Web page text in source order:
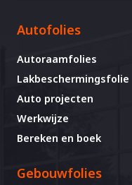
Autofolies
Autoraamfolies
Lakbeschermingsfolie
Auto projecten
Werkwijze
Bereken en boek
Gebouwfolies